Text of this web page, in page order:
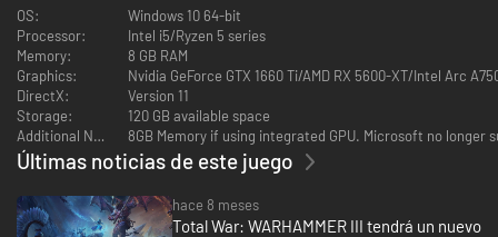
NORSCA - Sayl el Infiel
Sayl ascendió mediante la traición, saboteando a su maestro Schalkain y
fundiendo a sus seguidores con el Engendro del Caos Fauces Nocturnas.
Atormentado pero poderoso, manipula con sus engaños a todos antes de
desatar la ruina. Hechicero de doble escuela con Beorg Bearstruck a su
lado, comanda Hombres Oso Bárbaros, Nobles Fimires, al Ettin Maldito y
las Fauces del Terror, además de a Fauces Nocturnas.
OS:
Windows 10 64-bit
Processor:
Intel i5/Ryzen 5 series
Memory:
8 GB RAM
Graphics:
Nvidia GeForce GTX 1660 Ti/AMD RX 5600-XT/Intel Arc
DirectX:
Version 11
Storage:
120 GB available space
Additional Notes:
8GB Memory if using integrated GPU. Microsoft no longer
Últimas noticias de este juego
hace 8 meses
Total War: WARHAMMER III tendrá un nuevo